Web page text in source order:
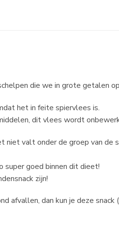
die we in grote getalen
het in feite spiervlees is.
dit vlees wordt
niet valt onder de groep van de
super goed binnen dit dieet!
zijn!
afvallen, dan kun je deze snack